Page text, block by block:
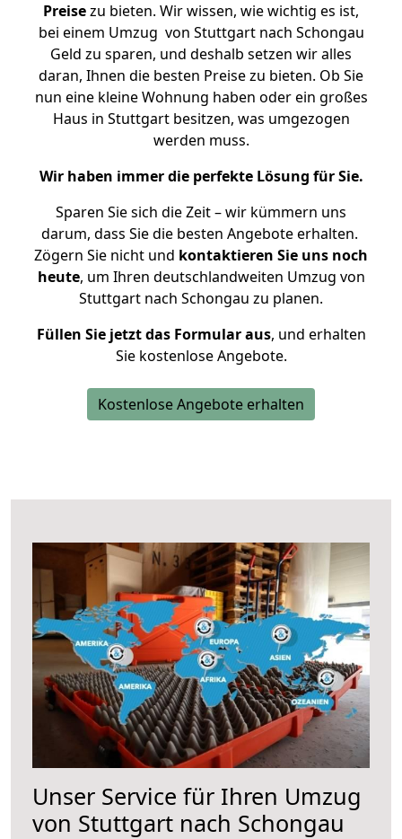
Preisezu bieten. Wir wissen, wie wichtig es ist,
bei einem Umzug von Stuttgart nach Schongau
Geld zu sparen, und deshalb setzen wir alles
daran, Ihnen die besten Preise zu bieten. Ob Sie
nun eine kleine Wohnung haben oder ein großes
Haus in Stuttgart besitzen, was umgezogen
werden muss.
Wir haben immer die perfekte Lösung für Sie.
Sparen Sie sich die Zeit – wir kümmern uns
darum, dass Sie die besten Angebote erhalten.
Zögern Sie nicht und kontaktieren Sie uns noch
heute, um Ihren deutschlandweiten Umzug von
Stuttgart nach Schongau zu planen.
Füllen Sie jetzt das Formular aus, und erhalten
Sie kostenlose Angebote.
Kostenlose Angebote erhalten
Unser Service für Ihren Umzug
von Stuttgart nach Schongau